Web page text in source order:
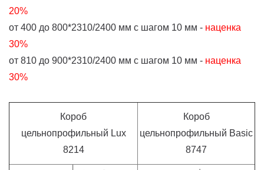
20%
от 400 до 800*2310/2400 мм с шагом 10 мм - наценка
30%
от 810 до 900*2310/2400 мм с шагом 10 мм - наценка
30%
Короб
цельнопрофильный Lux
8214
Короб
цельнопрофильный Basic
8747